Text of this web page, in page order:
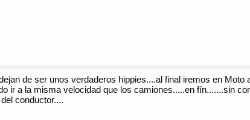
de ser unos verdaderos hippies....al final iremos en
ir a la misma velocidad que los camiones.....en fín.......sin
conductor....